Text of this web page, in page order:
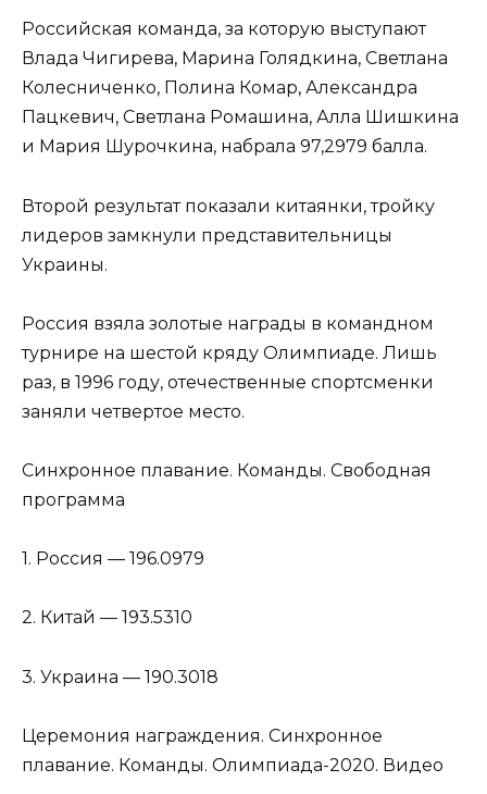
Российская команда, за которую выступают
Влада Чигирева, Марина Голядкина, Светлана
Колесниченко, Полина Комар, Александра
Пацкевич, Светлана Ромашина, Алла Шишкина
и Мария Шурочкина, набрала 97,2979 балла.
Второй результат показали китаянки, тройку
лидеров замкнули представительницы
Украины.
Россия взяла золотые награды в командном
турнире на шестой кряду Олимпиаде. Лишь
раз, в 1996 году, отечественные спортсменки
заняли четвертое место.
Синхронное плавание. Команды. Свободная
программа
1. Россия — 196.0979
2. Китай — 193.5310
3. Украина — 190.3018
Церемония награждения. Синхронное
плавание. Команды. Олимпиада-2020. Видео